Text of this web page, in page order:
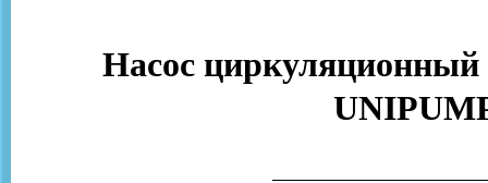
Насос циркуляционный